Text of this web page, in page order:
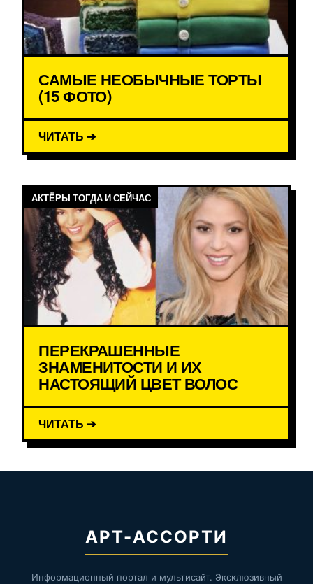
САМЫЕ НЕОБЫЧНЫЕ ТОРТЫ
(15 ФОТО)
ЧИТАТЬ ➔
АКТЁРЫ ТОГДА И СЕЙЧАС
ПЕРЕКРАШЕННЫЕ
ЗНАМЕНИТОСТИ И ИХ
НАСТОЯЩИЙ ЦВЕТ ВОЛОС
ЧИТАТЬ ➔
АРТ-АССОРТИ
Информационный портал и мультисайт. Эксклюзивный